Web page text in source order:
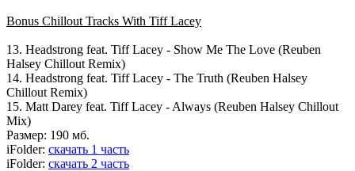
Bonus Chillout Tracks With Tiff Lacey
13. Headstrong feat. Tiff Lacey - Show Me The Love (Reuben
Halsey Chillout Remix)
14. Headstrong feat. Tiff Lacey - The Truth (Reuben Halsey
Chillout Remix)
15. Matt Darey feat. Tiff Lacey - Always (Reuben Halsey Chillout
Mix)
Размер: 190 мб.
iFolder: скачать 1 часть
iFolder: скачать 2 часть